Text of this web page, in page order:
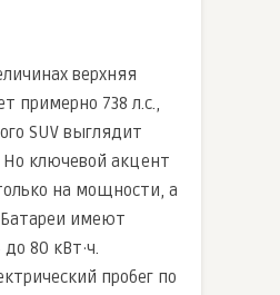
верхняя
примерно 738 л.с.,
SUV выглядит
Но ключевой акцент
на мощности, а
Батареи имеют
80 кВт·ч.
пробег по